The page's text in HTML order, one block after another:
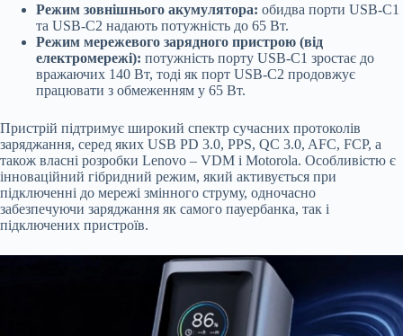
Режим зовнішнього акумулятора: обидва порти USB-C1
та USB-C2 надають потужність до 65 Вт.
Режим мережевого зарядного пристрою (від
електромережі): потужність порту USB-C1 зростає до
вражаючих 140 Вт, тоді як порт USB-C2 продовжує
працювати з обмеженням у 65 Вт.
Пристрій підтримує широкий спектр сучасних протоколів
заряджання, серед яких USB PD 3.0, PPS, QC 3.0, AFC, FCP, а
також власні розробки Lenovo – VDM і Motorola. Особливістю є
інноваційний гібридний режим, який активується при
підключенні до мережі змінного струму, одночасно
забезпечуючи заряджання як самого пауербанка, так і
підключених пристроїв.